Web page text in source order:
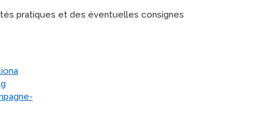
pratiques et des éventuelles consignes